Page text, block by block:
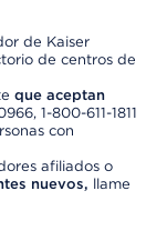
de Kaiser
de centros de
que aceptan
1-800-611-1811
con
afiliados o
nuevos, llame